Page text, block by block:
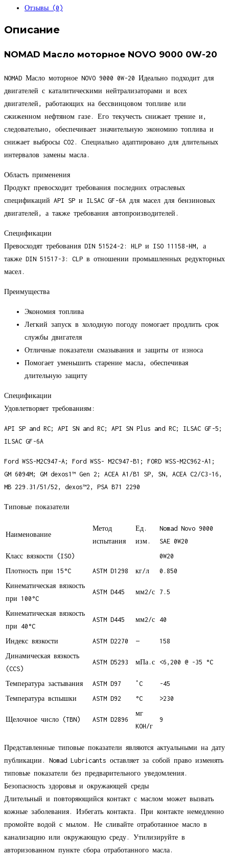
0W-
(1
API
SP
ILSAC
GF-
6A
Отзывы (0)
Описание
NOMAD Масло моторное NOVO 9000 0W-20
NOMAD Масло моторное NOVO 9000 0W-20 Идеально подходит для
двигателей с каталитическими нейтрализаторами и всех
двигателей, работающих на бессвинцовом топливе или
сжиженном нефтяном газе. Его текучесть снижает трение и,
следовательно, обеспечивает значительную экономию топлива и
снижает выбросы CO2. Специально адаптировано для длительных
интервалов замены масла.
Область применения
Продукт превосходит требования последних отраслевых
спецификаций API SP и ILSAC GF-6A для масел для бензиновых
двигателей, а также требования автопроизводителей.
Спецификации
Превосходят требования DIN 51524-2: HLP и ISO 11158-HM, а
также DIN 51517-3: CLP в отношении промышленных редукторных
масел.
Преимущества
Экономия топлива
Легкий запуск в холодную погоду помогает продлить срок
службы двигателя
Отличные показатели смазывания и защиты от износа
Помогает уменьшить старение масла, обеспечивая
длительную защиту
Спецификации
Удовлетворяет требованиям:
API SP and RC; API SN and RC; API SN Plus and RC; ILSAC GF-5;
ILSAC GF-6A
Ford WSS-M2C947-A; Ford WSS- M2C947-B1; FORD WSS-M2C962-A1;
GM 6094M; GM dexos1™ Gen 2; ACEA A1/B1 SP, SN, ACEA C2/C3-16,
MB 229.31/51/52, dexos™2, PSA B71 2290
Типовые показатели
Наименование
Метод
испытания
Ед.
изм.
Nomad Novo 9000
SAE 0W20
Класс вязкости (ISO)
0W20
Плотность при 15°C
ASTM D1298 кг/л
0.850
Кинематическая вязкость
при 100°C
ASTM D445 мм2/с 7.5
Кинематическая вязкость
при 40°C
ASTM D445 мм2/с 40
Индекс вязкости ASTM D2270 —
158
Динамическая вязкость
(CCS)
ASTM D5293 мПа.с <6,200 @ -35 °C
Температура застывания ASTM D97 ˚C
-45
Температура вспышки
ASTM D92 °C >230
Щелочное число (TBN) ASTM D2896
мг
KOH/г
9
Представленные типовые показатели являются актуальными на дату
публикации. Nomad Lubricants оставляет за собой право изменять
типовые показатели без предварительного уведомления.
Безопасность здоровья и окружающей среды
Длительный и повторяющийся контакт с маслом может вызвать
кожные заболевания. Избегать контакта. При контакте немедленно
промойте водой с мылом. Не сливайте отработанное масло в
канализацию или окружающую среду. Утилизируйте в
авторизованном пункте сбора отработанного масла.